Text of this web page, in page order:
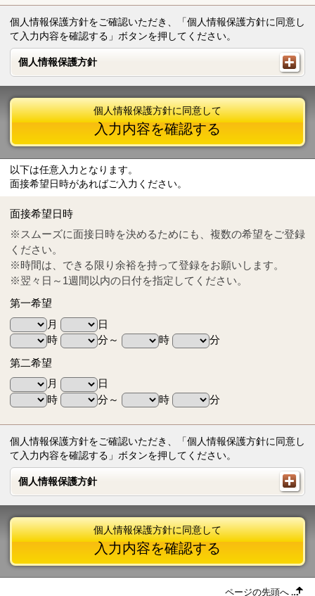
個人情報保護方針をご確認いただき、「個人情報保護方針に同意し
て入力内容を確認する」ボタンを押してください。
個人情報保護方針
個人情報保護方針
Tel
0570-55-0314
個人情報保護方針に同意して
入力内容を確認する
以下は任意入力となります。
面接希望日時があればご入力ください。
面接希望日時
※スムーズに面接日時を決めるためにも、複数の希望をご登録
ください。
※時間は、できる限り余裕を持って登録をお願いします。
※翌々日～1週間以内の日付を指定してください。
第一希望
月
日
時
分～ 時
分
第二希望
月
日
時
分～ 時 分
個人情報保護方針をご確認いただき、「個人情報保護方針に同意し
て入力内容を確認する」ボタンを押してください。
個人情報保護方針
個人情報保護方針
個人情報保護方針に同意して
入力内容を確認する
ページの先頭へ